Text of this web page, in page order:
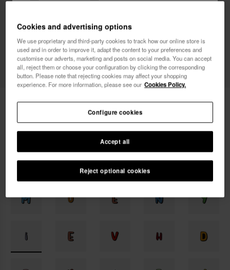
Havaianas Charms Slim Alphabet 3,90 €
Gratis Versand für alle deine Bestellungen
Ich möchte Werbemitteilungen auf jeglichem Wege
und akzeptiert.
Ich möchte 10% Rabatt
Cookies and advertising options
We use proprietary and third-party cookies to track how our online store is
used and in order to improve it, adapt the content to your preferences and
customise our adverts, marketing and posts on social media. You can accept
all, reject them or choose your configuration by clicking the corresponding
button. Please note that rejecting cookies may affect your shopping
experience. For more information, please see our Cookies Policy.
Reject optional cookies
Accept all
Configure cookies